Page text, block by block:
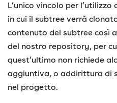
L’unico vincolo per l’utilizzo
in cui il subtree verrà
contenuto del subtree così
del nostro repository, per
quest’ultimo non richiede
aggiuntiva, o addirittura di
nel progetto.